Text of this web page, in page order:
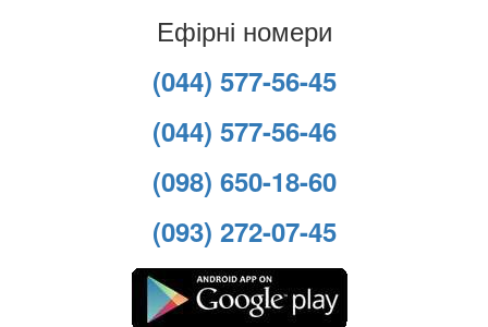
Ефірні номери
(044) 577-56-45
(044) 577-56-46
(098) 650-18-60
(093) 272-07-45